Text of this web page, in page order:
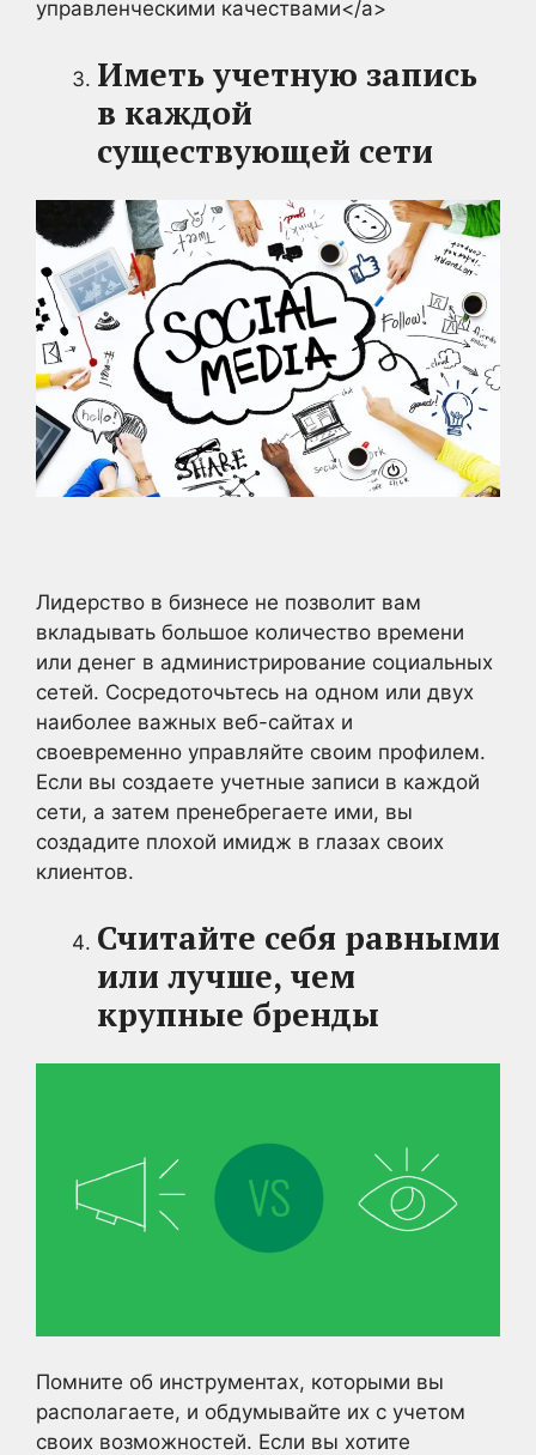
управленческими качествами</a>
Иметь учетную запись
в каждой
существующей сети
Лидерство в бизнесе не позволит вам
вкладывать большое количество времени
или денег в администрирование социальных
сетей. Сосредоточьтесь на одном или двух
наиболее важных веб-сайтах и
своевременно управляйте своим профилем.
Если вы создаете учетные записи в каждой
сети, а затем пренебрегаете ими, вы
создадите плохой имидж в глазах своих
клиентов.
Считайте себя равными
или лучше, чем
крупные бренды
Помните об инструментах, которыми вы
располагаете, и обдумывайте их с учетом
своих возможностей. Если вы хотите